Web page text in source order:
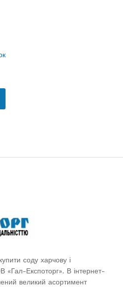
соду харчову і
«Гал-Експоторг». В інтернет-
великий асортимент